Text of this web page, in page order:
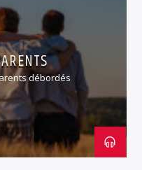
débordés